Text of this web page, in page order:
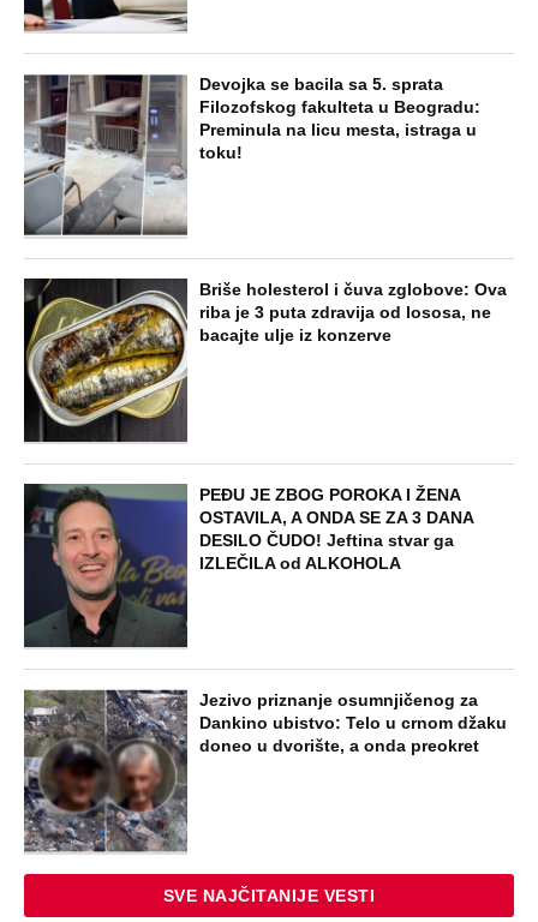
Devojka se bacila sa 5. sprata
Filozofskog fakulteta u Beogradu:
Preminula na licu mesta, istraga u
toku!
Briše holesterol i čuva zglobove: Ova
riba je 3 puta zdravija od lososa, ne
bacajte ulje iz konzerve
PEĐU JE ZBOG POROKA I ŽENA
OSTAVILA, A ONDA SE ZA 3 DANA
DESILO ČUDO! Jeftina stvar ga
IZLEČILA od ALKOHOLA
Jezivo priznanje osumnjičenog za
Dankino ubistvo: Telo u crnom džaku
doneo u dvorište, a onda preokret
SVE NAJČITANIJE VESTI